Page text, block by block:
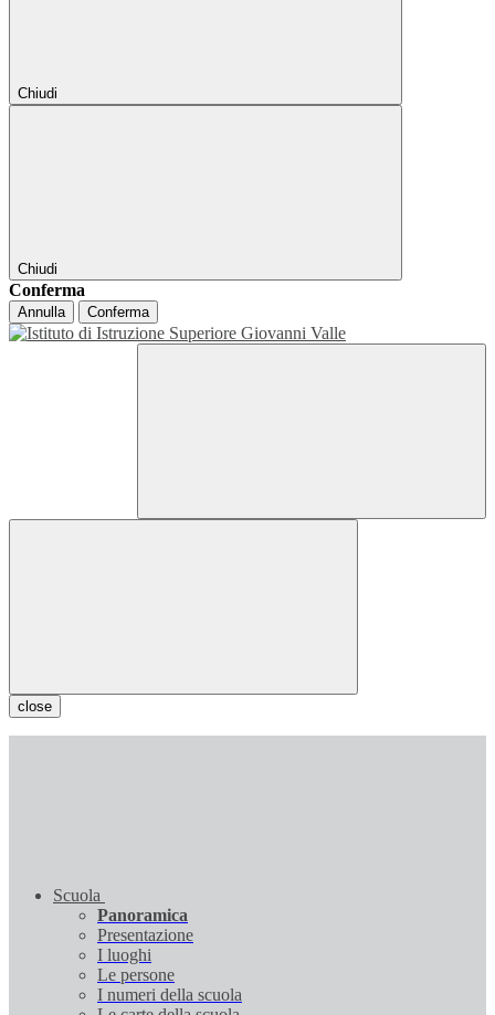
Chiudi
Chiudi
Conferma
Annulla Conferma
close
Scuola
Panoramica
Presentazione
I luoghi
Le persone
I numeri della scuola